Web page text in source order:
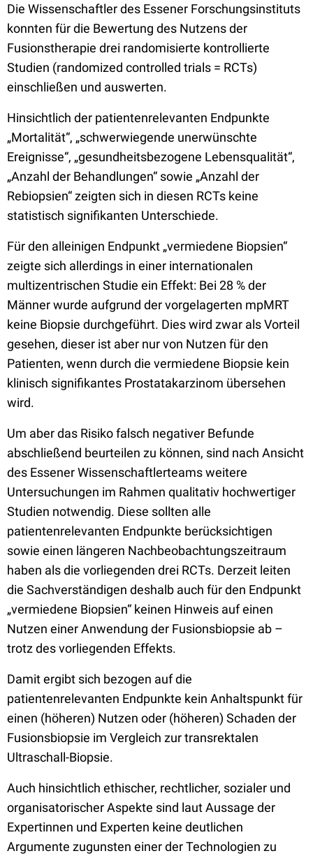
Die Wissenschaftler des Essener Forschungsinstituts
konnten für die Bewertung des Nutzens der
Fusionstherapie drei randomisierte kontrollierte
Studien (randomized controlled trials = RCTs)
einschließen und auswerten.
Hinsichtlich der patientenrelevanten Endpunkte
„Mortalität“, „schwerwiegende unerwünschte
Ereignisse“, „gesundheitsbezogene Lebensqualität“,
„Anzahl der Behandlungen“ sowie „Anzahl der
Rebiopsien“ zeigten sich in diesen RCTs keine
statistisch signifikanten Unterschiede.
Für den alleinigen Endpunkt „vermiedene Biopsien“
zeigte sich allerdings in einer internationalen
multizentrischen Studie ein Effekt: Bei 28 % der
Männer wurde aufgrund der vorgelagerten mpMRT
keine Biopsie durchgeführt. Dies wird zwar als Vorteil
gesehen, dieser ist aber nur von Nutzen für den
Patienten, wenn durch die vermiedene Biopsie kein
klinisch signifikantes Prostatakarzinom übersehen
wird.
Um aber das Risiko falsch negativer Befunde
abschließend beurteilen zu können, sind nach Ansicht
des Essener Wissenschaftlerteams weitere
Untersuchungen im Rahmen qualitativ hochwertiger
Studien notwendig. Diese sollten alle
patientenrelevanten Endpunkte berücksichtigen
sowie einen längeren Nachbeobachtungszeitraum
haben als die vorliegenden drei RCTs. Derzeit leiten
die Sachverständigen deshalb auch für den Endpunkt
„vermiedene Biopsien“ keinen Hinweis auf einen
Nutzen einer Anwendung der Fusionsbiopsie ab –
trotz des vorliegenden Effekts.
Damit ergibt sich bezogen auf die
patientenrelevanten Endpunkte kein Anhaltspunkt für
einen (höheren) Nutzen oder (höheren) Schaden der
Fusionsbiopsie im Vergleich zur transrektalen
Ultraschall-Biopsie.
Auch hinsichtlich ethischer, rechtlicher, sozialer und
organisatorischer Aspekte sind laut Aussage der
Expertinnen und Experten keine deutlichen
Argumente zugunsten einer der Technologien zu